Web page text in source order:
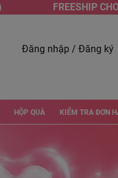
FREESHIP CHO
Đăng nhập / Đăng ký
HỘP QUÀ KIỂM TRA ĐƠN